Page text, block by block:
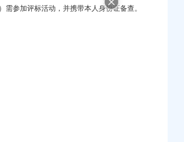
参加评标活动，并携带本人身份证备查。